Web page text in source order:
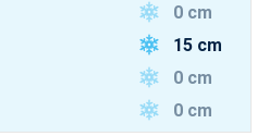
0 cm
15 cm
0 cm
0 cm